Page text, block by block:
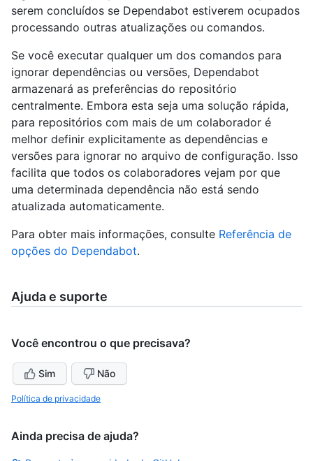
serem concluídos se Dependabot estiverem ocupados
processando outras atualizações ou comandos.
Se você executar qualquer um dos comandos para
ignorar dependências ou versões, Dependabot
armazenará as preferências do repositório
centralmente. Embora esta seja uma solução rápida,
para repositórios com mais de um colaborador é
melhor definir explicitamente as dependências e
versões para ignorar no arquivo de configuração. Isso
facilita que todos os colaboradores vejam por que
uma determinada dependência não está sendo
atualizada automaticamente.
Para obter mais informações, consulte Referência de
opções do Dependabot.
Ajuda e suporte
Você encontrou o que precisava?
Sim Não
Política de privacidade
Ainda precisa de ajuda?